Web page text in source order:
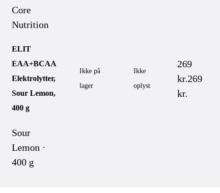
Core
Nutrition
ELIT
EAA+BCAA
Elektrolytter,
Sour Lemon,
400 g
Sour
Lemon ·
400 g
Ikke på
lager
Ikke
oplyst
269
kr.269
kr.